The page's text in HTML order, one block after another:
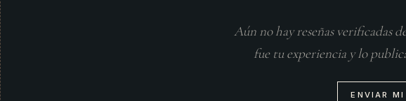
Aún no hay reseñas verificadas
fue tu experiencia y lo
ENVIAR